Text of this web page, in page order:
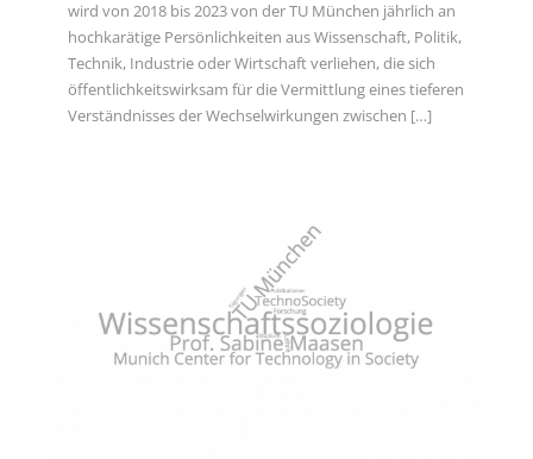
Technik, Industrie oder Wirtschaft verliehen, die sich
öffentlichkeitswirksam für die Vermittlung eines tieferen
Verständnisses der Wechselwirkungen zwischen[…]
wird von 2018 bis 2023 von der TU München jährlich an
hochkarätige Persönlichkeiten aus Wissenschaft, Politik,
Technik, Industrie oder Wirtschaft verliehen, die sich
öffentlichkeitswirksam für die Vermittlung eines tieferen
Verständnisses der Wechselwirkungen zwischen […]